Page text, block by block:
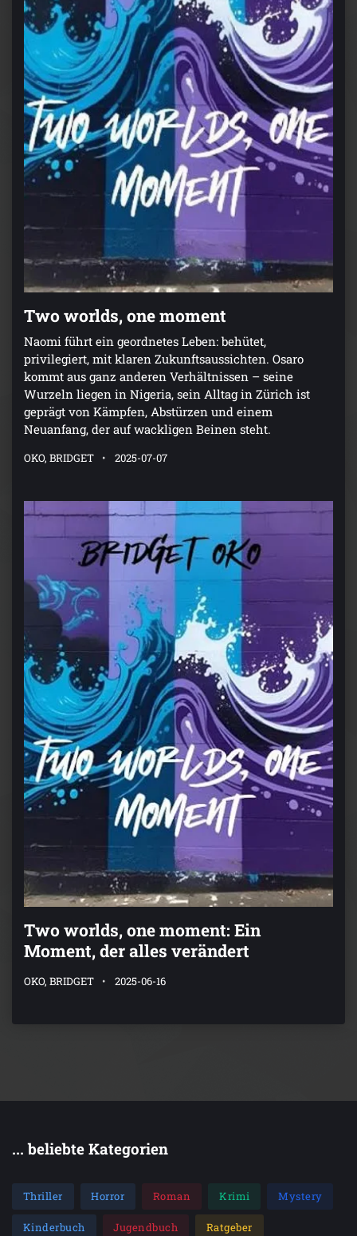
Two worlds, one moment
Naomi führt ein geordnetes Leben: behütet,
privilegiert, mit klaren Zukunftsaussichten. Osaro
kommt aus ganz anderen Verhältnissen – seine
Wurzeln liegen in Nigeria, sein Alltag in Zürich ist
geprägt von Kämpfen, Abstürzen und einem
Neuanfang, der auf wackligen Beinen steht.
OKO, BRIDGET 2025-07-07
Two worlds, one moment: Ein
Moment, der alles verändert
OKO, BRIDGET 2025-06-16
... beliebte Kategorien
Thriller Horror Roman Krimi Mystery
Kinderbuch Jugendbuch Ratgeber